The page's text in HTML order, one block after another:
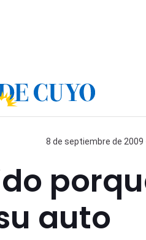
8 de septiembre de 2009
auto